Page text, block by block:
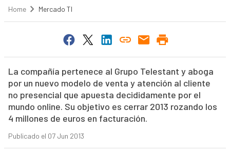
Home Mercado TI
La compañía pertenece al Grupo Telestant y aboga
por un nuevo modelo de venta y atención al cliente
no presencial que apuesta decididamente por el
mundo online. Su objetivo es cerrar 2013 rozando los
4 millones de euros en facturación.
Publicado el 07 Jun 2013